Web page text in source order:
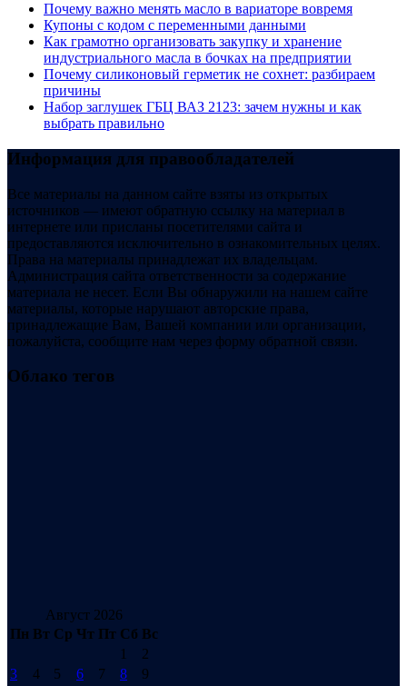
Почему важно менять масло в вариаторе вовремя
Купоны c кодом с переменными данными
Как грамотно организовать закупку и хранение
индустриального масла в бочках на предприятии
Почему силиконовый герметик не сохнет: разбираем
причины
Набор заглушек ГБЦ ВАЗ 2123: зачем нужны и как
выбрать правильно
Информация для правообладателей
Все материалы на данном сайте взяты из открытых
источников — имеют обратную ссылку на материал в
интернете или присланы посетителями сайта и
предоставляются исключительно в ознакомительных целях.
Права на материалы принадлежат их владельцам.
Администрация сайта ответственности за содержание
материала не несет. Если Вы обнаружили на нашем сайте
материалы, которые нарушают авторские права,
принадлежащие Вам, Вашей компании или организации,
пожалуйста, сообщите нам через форму обратной связи.
Облако тегов
Август 2026
Пн Вт Ср Чт Пт Сб Вс
1
2
3
4 5 6 7 8
9